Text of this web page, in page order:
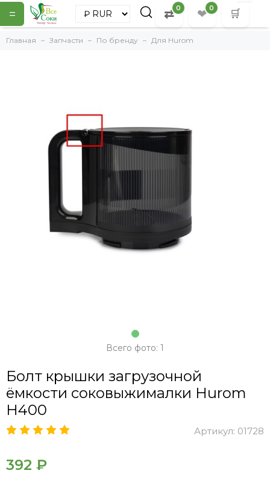
= ⇄ 0 ❤ 0 🛒
Главная Запчасти По бренду Для Hurom
Всего фото: 1
Болт крышки загрузочной
ёмкости соковыжималки Hurom
H400
Артикул: 01728
392 ₽